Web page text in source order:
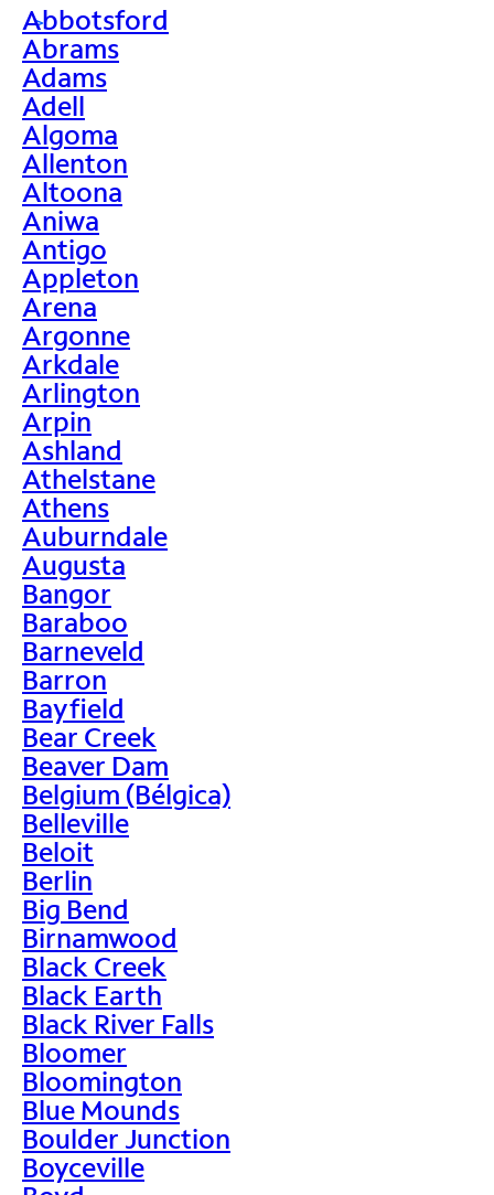
>
Abbotsford
Abrams
Adams
Adell
Algoma
Allenton
Altoona
Aniwa
Antigo
Appleton
Arena
Argonne
Arkdale
Arlington
Arpin
Ashland
Athelstane
Athens
Auburndale
Augusta
Bangor
Baraboo
Barneveld
Barron
Bayfield
Bear Creek
Beaver Dam
Belgium (Bélgica)
Belleville
Beloit
Berlin
Big Bend
Birnamwood
Black Creek
Black Earth
Black River Falls
Bloomer
Bloomington
Blue Mounds
Boulder Junction
Boyceville